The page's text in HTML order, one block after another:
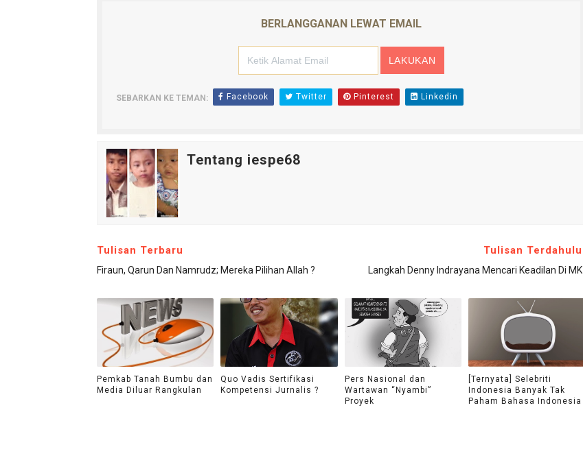
BERLANGGANAN LEWAT EMAIL
SEBARKAN KE TEMAN: Facebook Twitter Pinterest Linkedin
Tentang iespe68
Tulisan Terbaru
Firaun, Qarun Dan Namrudz; Mereka Pilihan Allah ?
Tulisan Terdahulu
Langkah Denny Indrayana Mencari Keadilan Di MK
Pemkab Tanah Bumbu dan
Media Diluar Rangkulan
Quo Vadis Sertifikasi
Kompetensi Jurnalis ?
Pers Nasional dan
Wartawan “Nyambi”
Proyek
[Ternyata] Selebriti
Indonesia Banyak Tak
Paham Bahasa Indonesia